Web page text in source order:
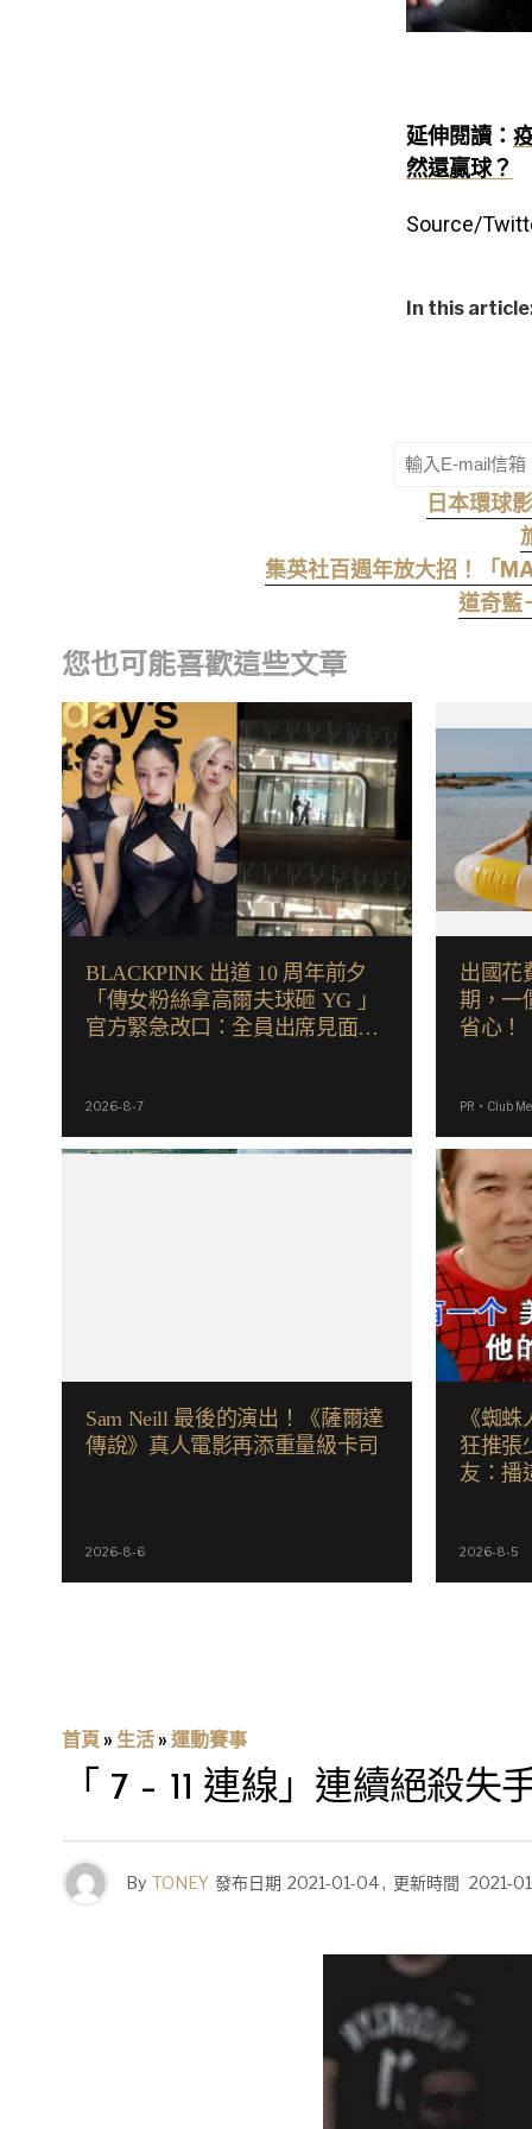
延伸閱讀：
然還贏球？
Source/
In this
日本環球
集英社百週年放大招！「
道奇藍
您也可能喜歡這些文章
BLACKPINK 出道 10 周年前夕
「傳女粉絲拿高爾夫球砸 YG 」
官方緊急改口：全員出席見面
2026-8-7
出國花
期，一
省心！
PR・Club
Sam Neill 最後的演出！《薩爾達
傳說》真人電影再添重量級卡司
2026-8-6
《蜘
狂推張
友：播
2026-8-5
首頁 » 生活 » 運動賽事
「 7 – 11 連線」連續絕殺
By TONEY 發布日期 2021-01-04, 更新時間 2021-